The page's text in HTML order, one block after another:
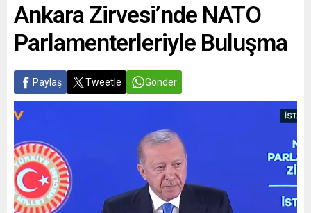
Ankara Zirvesi’nde NATO
Parlamenterleriyle Buluşma
Paylaş Tweetle Gönder